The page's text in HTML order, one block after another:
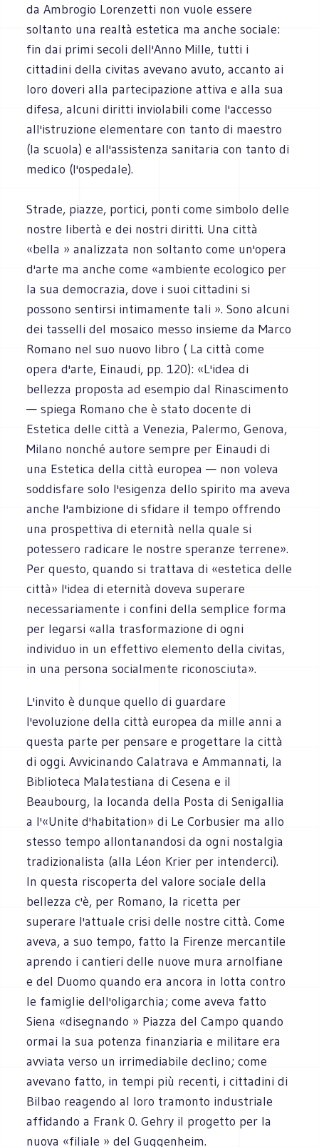
da Ambrogio Lorenzetti non vuole essere
soltanto una realtà estetica ma anche sociale:
fin dai primi secoli dell'Anno Mille, tutti i
cittadini della civitas avevano avuto, accanto ai
loro doveri alla partecipazione attiva e alla sua
difesa, alcuni diritti inviolabili come l'accesso
all'istruzione elementare con tanto di maestro
(la scuola) e all'assistenza sanitaria con tanto di
medico (l'ospedale).
Strade, piazze, portici, ponti come simbolo delle
nostre libertà e dei nostri diritti. Una città
«bella » analizzata non soltanto come un'opera
d'arte ma anche come «ambiente ecologico per
la sua democrazia, dove i suoi cittadini si
possono sentirsi intimamente tali ». Sono alcuni
dei tasselli del mosaico messo insieme da Marco
Romano nel suo nuovo libro ( La città come
opera d'arte, Einaudi, pp. 120): «L'idea di
bellezza proposta ad esempio dal Rinascimento
— spiega Romano che è stato docente di
Estetica delle città a Venezia, Palermo, Genova,
Milano nonché autore sempre per Einaudi di
una Estetica della città europea — non voleva
soddisfare solo l'esigenza dello spirito ma aveva
anche l'ambizione di sfidare il tempo offrendo
una prospettiva di eternità nella quale si
potessero radicare le nostre speranze terrene».
Per questo, quando si trattava di «estetica delle
città» l'idea di eternità doveva superare
necessariamente i confini della semplice forma
per legarsi «alla trasformazione di ogni
individuo in un effettivo elemento della civitas,
in una persona socialmente riconosciuta».
L'invito è dunque quello di guardare
l'evoluzione della città europea da mille anni a
questa parte per pensare e progettare la città
di oggi. Avvicinando Calatrava e Ammannati, la
Biblioteca Malatestiana di Cesena e il
Beaubourg, la locanda della Posta di Senigallia
a l'«Unite d'habitation» di Le Corbusier ma allo
stesso tempo allontanandosi da ogni nostalgia
tradizionalista (alla Léon Krier per intenderci).
In questa riscoperta del valore sociale della
bellezza c'è, per Romano, la ricetta per
superare l'attuale crisi delle nostre città. Come
aveva, a suo tempo, fatto la Firenze mercantile
aprendo i cantieri delle nuove mura arnolfiane
e del Duomo quando era ancora in lotta contro
le famiglie dell'oligarchia; come aveva fatto
Siena «disegnando » Piazza del Campo quando
ormai la sua potenza finanziaria e militare era
avviata verso un irrimediabile declino; come
avevano fatto, in tempi più recenti, i cittadini di
Bilbao reagendo al loro tramonto industriale
affidando a Frank 0. Gehry il progetto per la
nuova «filiale » del Guggenheim.